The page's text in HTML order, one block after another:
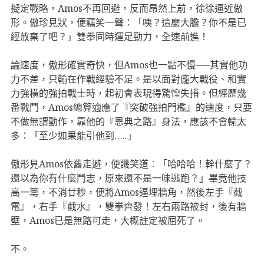
擬定戰略，Amos不再回避，反而昂然上前，徐徐逼近傲
形。傲珍見狀，便竊笑一聲：「咦？這麼大膽？你不是已
經放棄了吧？」雙拳同時運足勁力，全速前進！
論速度，傲形確實奇快，但Amos也一點不慢—–其實他功
力不差，只輸在作戰經驗不足。是以面對龐大戰役、和實
力強橫的強拍戰士時，起初會表現得驚惶失措。但經歷幾
番戰鬥，Amos總算適應了『突破強拍門檻』的速度，只要
不做無謂動作，靠他的『恩典之路』身法，應該不會輸太
多：「至少如果能引他到…..」
傲形見Amos依舊走避，便譏笑道︰「哈哈哈！幹什麼了？
還以為你有什麼鬥志，原來還不是一味逃跑？」畢竟他技
高一籌，不消廿秒，便將Amos逼埋牆角，然後左手『截
電』，右手『截水』，雙拳齊發！左右兩路被封，後有牆
壁，Amos已是無路可走，大概註定被屈死了。
不。